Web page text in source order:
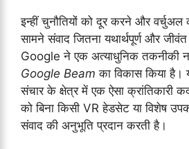
इन्हीं चुनौतियों को दूर करने और
सामने संवाद जितना यथार्थपूर्ण और
Google ने एक अत्याधुनिक तकनीकी
Google Beam का विकास किया है।
संचार के क्षेत्र में एक ऐसा क्रांतिकारी
को बिना किसी VR हेडसेट या विशेष
संवाद की अनुभूति प्रदान करती है।